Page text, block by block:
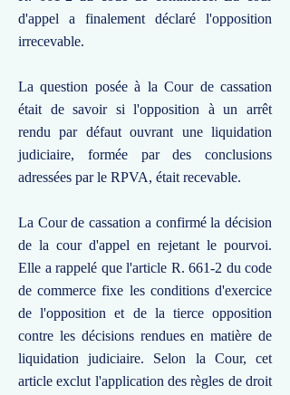
d'appel a finalement déclaré l'opposition
irrecevable.
La question posée à la Cour de cassation
était de savoir si l'opposition à un arrêt
rendu par défaut ouvrant une liquidation
judiciaire, formée par des conclusions
adressées par le RPVA, était recevable.
La Cour de cassation a confirmé la décision
de la cour d'appel en rejetant le pourvoi.
Elle a rappelé que l'article R. 661-2 du code
de commerce fixe les conditions d'exercice
de l'opposition et de la tierce opposition
contre les décisions rendues en matière de
liquidation judiciaire. Selon la Cour, cet
article exclut l'application des règles de droit